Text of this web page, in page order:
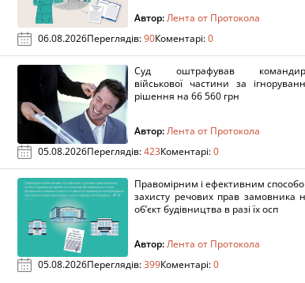
Автор:Лента от Протокола
06.08.2026Переглядів:90Коментарі:0
Суд оштрафував
військової частини за
рішення на 66 560 грн
Автор:Лента от Протокола
05.08.2026Переглядів:423Коментарі:0
Правомірним і ефективним
захисту речових прав замовника
об’єкт будівництва в разі їх осп
Автор:Лента от Протокола
05.08.2026Переглядів:399Коментарі:0